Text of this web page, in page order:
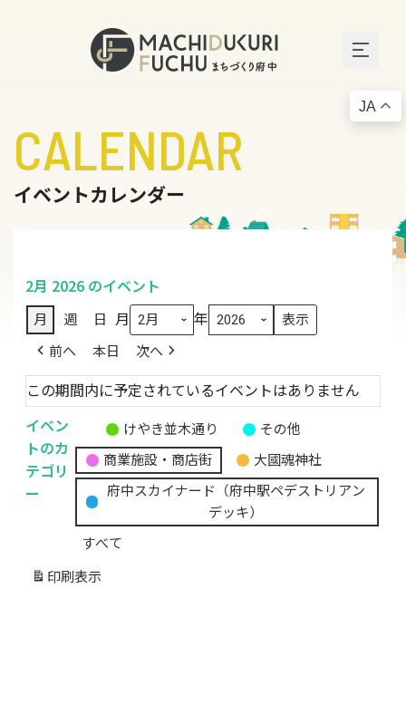
CALENDAR
イベントカレンダー
2月 2026 のイベント
月 週 日 月 年
前へ 本日 次へ
この期間内に予定されているイベントはありません
イベン
トのカ
テゴリ
ー
題
の
カ
テ
ゴ
リ
けやき並木通り
その他
商業施設・商店街
大國魂神社
府中スカイナード（府中駅ペデストリアン
デッキ）
すべて
印刷 表示
JA